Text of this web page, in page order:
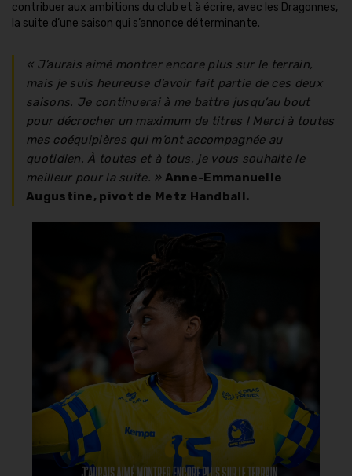
contribuer aux ambitions du club et à écrire, avec les Dragonnes,
la suite d’une saison qui s’annonce déterminante.
« J’aurais aimé montrer encore plus sur le terrain,
mais je suis heureuse d’avoir fait partie de ces deux
saisons. Je continuerai à me battre jusqu’au bout
pour décrocher un maximum de titres ! Merci à toutes
mes coéquipières qui m’ont accompagnée au
quotidien. À toutes et à tous, je vous souhaite le
meilleur pour la suite. » Anne-Emmanuelle
Augustine, pivot de Metz Handball.